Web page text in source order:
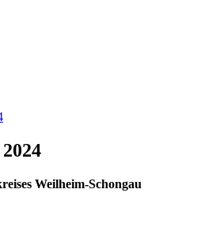
Weilheim-Schongau